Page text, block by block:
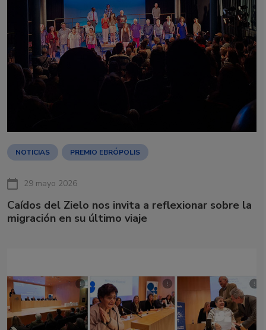
NOTICIAS PREMIO EBRÓPOLIS
29 mayo 2026
Caídos del Zielo nos invita a reflexionar sobre la
migración en su último viaje